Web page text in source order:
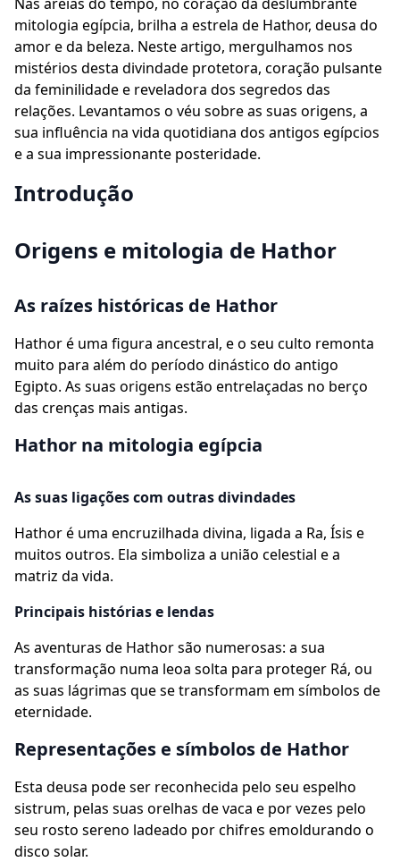
mitologia egípcia, brilha a estrela de Hathor, deusa do
amor e da beleza. Neste artigo, mergulhamos nos
mistérios desta divindade protetora, coração pulsante
da feminilidade e reveladora dos segredos das
relações. Levantamos o véu sobre as suas origens, a
sua influência na vida quotidiana dos antigos egípcios
e a sua impressionante posteridade.
Introdução
Origens e mitologia de Hathor
As raízes históricas de Hathor
Hathor é uma figura ancestral, e o seu culto remonta
muito para além do período dinástico do antigo
Egipto. As suas origens estão entrelaçadas no berço
das crenças mais antigas.
Hathor na mitologia egípcia
As suas ligações com outras divindades
Hathor é uma encruzilhada divina, ligada a Ra, Ísis e
muitos outros. Ela simboliza a união celestial e a
matriz da vida.
Principais histórias e lendas
As aventuras de Hathor são numerosas: a sua
transformação numa leoa solta para proteger Rá, ou
as suas lágrimas que se transformam em símbolos de
eternidade.
Representações e símbolos de Hathor
Esta deusa pode ser reconhecida pelo seu espelho
sistrum, pelas suas orelhas de vaca e por vezes pelo
seu rosto sereno ladeado por chifres emoldurando o
disco solar.